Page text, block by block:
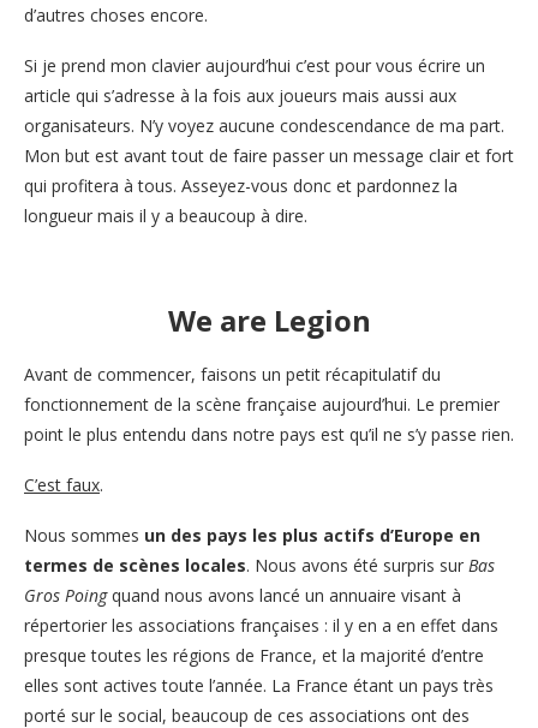
d’autres choses encore.
Si je prend mon clavier aujourd’hui c’est pour vous écrire un
article qui s’adresse à la fois aux joueurs mais aussi aux
organisateurs. N’y voyez aucune condescendance de ma part.
Mon but est avant tout de faire passer un message clair et fort
qui profitera à tous. Asseyez-vous donc et pardonnez la
longueur mais il y a beaucoup à dire.
We are Legion
Avant de commencer, faisons un petit récapitulatif du
fonctionnement de la scène française aujourd’hui. Le premier
point le plus entendu dans notre pays est qu’il ne s’y passe rien.
C’est faux.
Nous sommes un des pays les plus actifs d’Europe en
termes de scènes locales. Nous avons été surpris sur Bas
Gros Poingquand nous avons lancé un annuaire visant à
répertorier les associations françaises : il y en a en effet dans
presque toutes les régions de France, et la majorité d’entre
elles sont actives toute l’année. La France étant un pays très
porté sur le social, beaucoup de ces associations ont des